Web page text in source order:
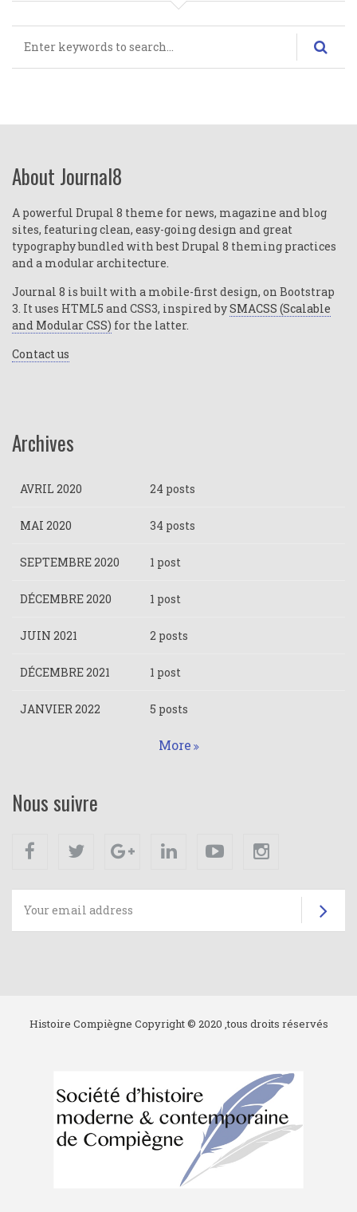
About Journal8
A powerful Drupal 8 theme for news, magazine and blog
sites, featuring clean, easy-going design and great
typography bundled with best Drupal 8 theming practices
and a modular architecture.
Journal 8 is built with a mobile-first design, on Bootstrap
3. It uses HTML5 and CSS3, inspired bySMACSS (Scalable
and Modular CSS) for the latter.
Contact us
Archives
AVRIL 2020 24 posts
MAI 2020 34 posts
SEPTEMBRE 2020 1 post
DÉCEMBRE 2020 1 post
JUIN 2021 2 posts
DÉCEMBRE 2021 1 post
JANVIER 2022 5 posts
More
Nous suivre
Facebook Twitter Google+ Linkedin Youtube
Histoire Compiègne Copyright © 2020 ,tous droits réservés